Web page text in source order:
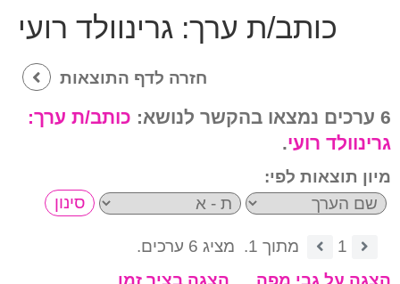
כותב/ת ערך: גרינוולד רועי
חזרה לדף התוצאות
6 ערכים נמצאו בהקשר לנושא:
כותב/ת ערך:
גרינוולד רועי.
מיון תוצאות לפי:
1 מתוך 1.
מציג 6 ערכים.
הצגה על גבי מפה
הצגה בציר זמן